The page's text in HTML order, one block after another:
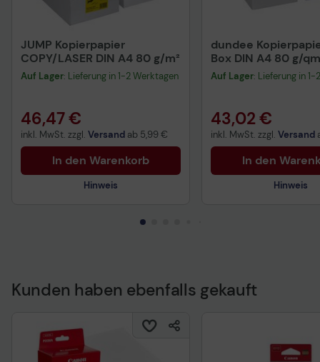
JUMP Kopierpapier
COPY/LASER DIN A4 80 g/m²
Auf Lager: Lieferung in 1-2 Werktagen
46,47 €
inkl. MwSt. zzgl. Versand ab 5,99 €
In den Warenkorb
Hinweis
dundee
Box DIN A4 80 g/
Blatt
Auf Lager: Lieferung in
43,02 €
inkl. MwSt. zzgl. Versand
In den
Hinweis
Kunden haben ebenfalls gekauft